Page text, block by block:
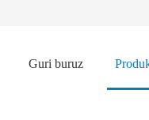
Guri buruz